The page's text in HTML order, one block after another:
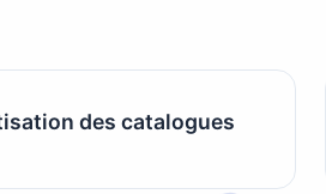
des catalogues